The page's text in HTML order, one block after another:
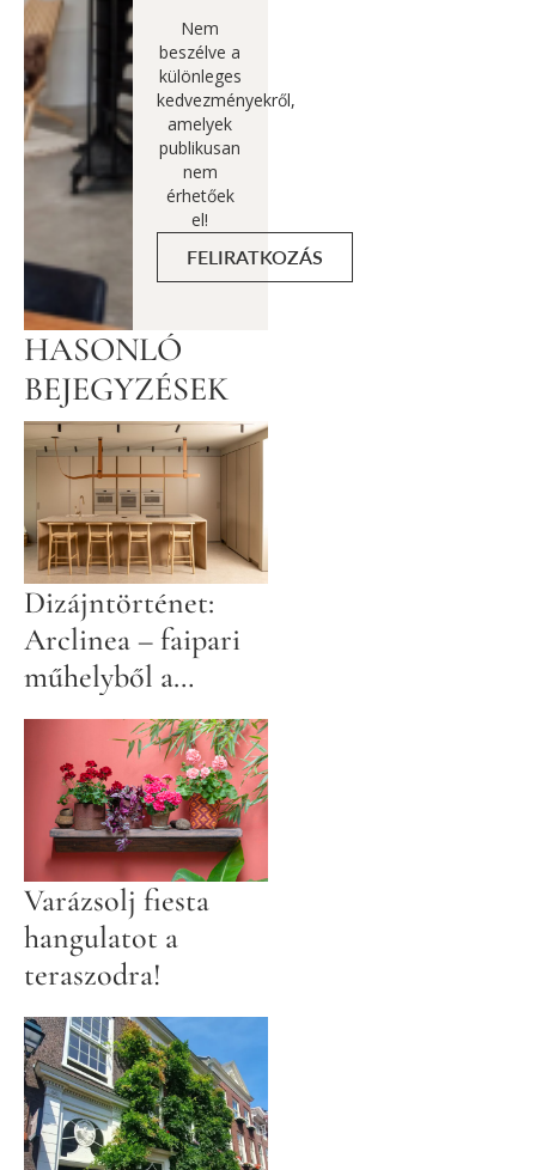
Nem
beszélve a
különleges
kedvezményekről,
amelyek
publikusan
nem
érhetőek
el!
FELIRATKOZÁS
HASONLÓ
BEJEGYZÉSEK
Dizájntörténet:
Arclinea – faipari
műhelyből a
prémiumkonyhák
élvonalába
Varázsolj fiesta
hangulatot a
teraszodra!